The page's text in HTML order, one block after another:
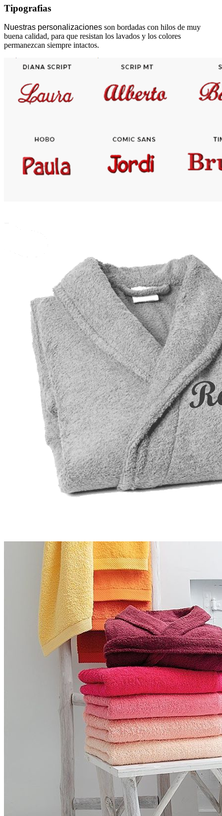
Tipografias
Nuestras personalizaciones son bordadas con hilos de muy
buena calidad, para que resistan los lavados y los colores
permanezcan siempre intactos.